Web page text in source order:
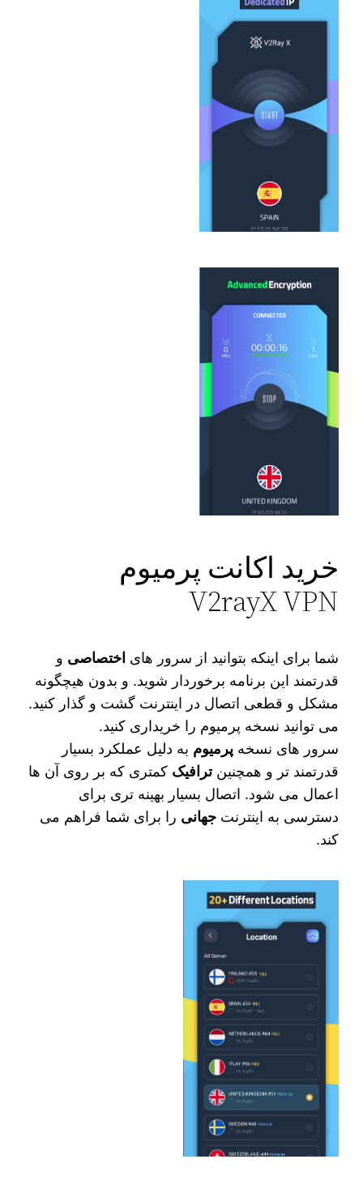
خرید اکانت پرمیوم
V2rayX VPN
شما برای اینکه بتوانید از سرور های اختصاصی و
قدرتمند این برنامه برخوردار شوید. و بدون هیچگونه
مشکل و قطعی اتصال در اینترنت گشت و گذار کنید.
می‌ توانید نسخه پرمیوم را خریداری کنید.
سرور های نسخهپرمیوم به دلیل عملکرد بسیار
قدرتمند تر و همچنینترافیک کمتری که بر روی آن ها
اعمال می شود. اتصال بسیار بهینه‌ تری برای
دسترسی به اینترنتجهانی را برای شما فراهم می‌
کند.